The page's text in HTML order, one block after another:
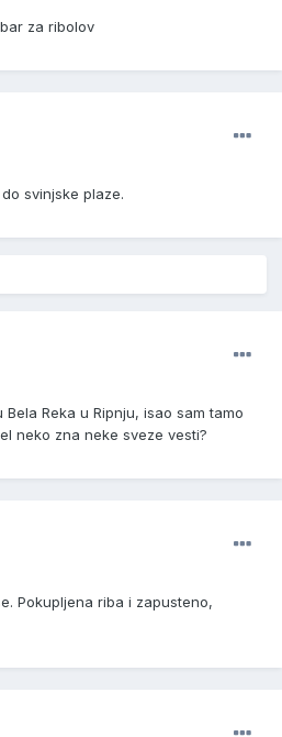
za ribolov
svinjske plaze.
Reka u Ripnju, isao sam tamo
neko zna neke sveze vesti?
Pokupljena riba i zapusteno,